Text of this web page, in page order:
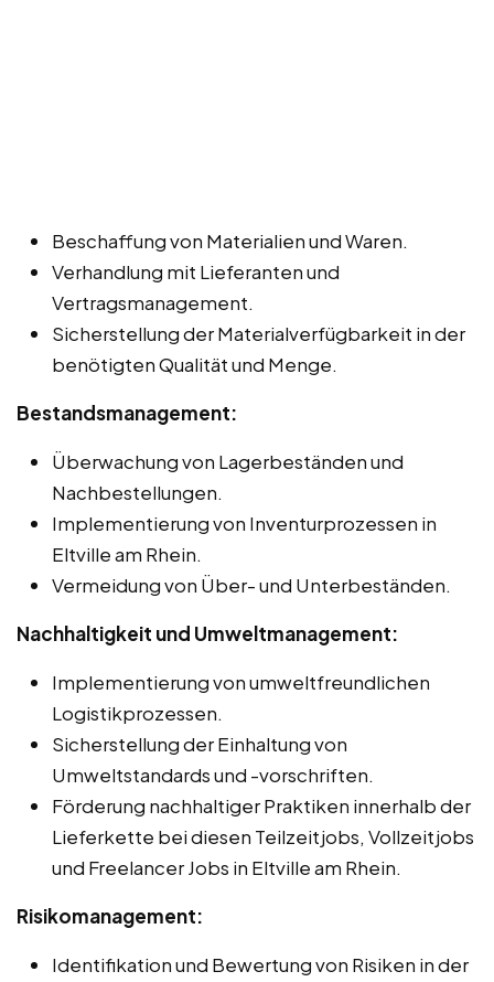
Beschaffung von Materialien und Waren.
Verhandlung mit Lieferanten und
Vertragsmanagement.
Sicherstellung der Materialverfügbarkeit in der
benötigten Qualität und Menge.
Bestandsmanagement:
Überwachung von Lagerbeständen und
Nachbestellungen.
Implementierung von Inventurprozessen in
Eltville am Rhein.
Vermeidung von Über- und Unterbeständen.
Nachhaltigkeit und Umweltmanagement:
Implementierung von umweltfreundlichen
Logistikprozessen.
Sicherstellung der Einhaltung von
Umweltstandards und -vorschriften.
Förderung nachhaltiger Praktiken innerhalb der
Lieferkette bei diesen Teilzeitjobs, Vollzeitjobs
und Freelancer Jobs in Eltville am Rhein.
Risikomanagement:
Identifikation und Bewertung von Risiken in der